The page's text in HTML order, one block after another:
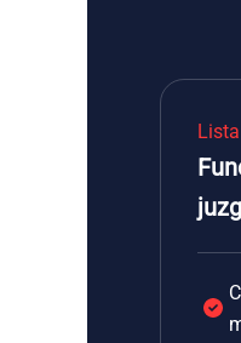
Lista